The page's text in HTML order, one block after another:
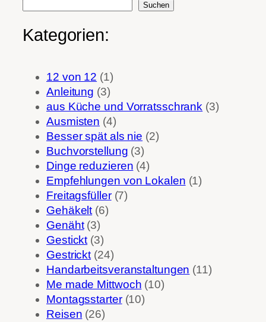
Suchen
Kategorien:
12 von 12 (1)
Anleitung (3)
aus Küche und Vorratsschrank (3)
Ausmisten (4)
Besser spät als nie (2)
Buchvorstellung (3)
Dinge reduzieren (4)
Empfehlungen von Lokalen (1)
Freitagsfüller(7)
Gehäkelt (6)
Genäht(3)
Gestickt (3)
Gestrickt (24)
Handarbeitsveranstaltungen (11)
Me made Mittwoch (10)
Montagsstarter(10)
Reisen (26)